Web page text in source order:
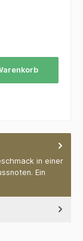
in einer
Ein